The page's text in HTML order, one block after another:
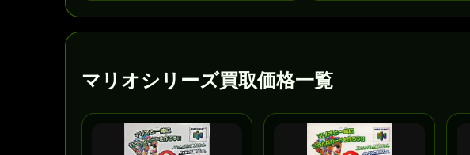
マリオシリーズ買取価格一覧